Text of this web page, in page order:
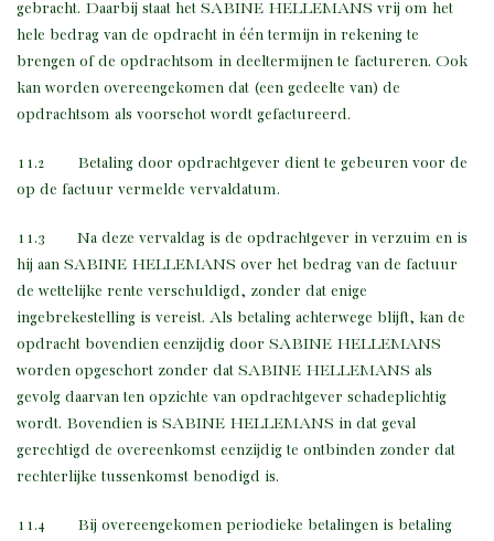
gebracht. Daarbij staat het SABINE HELLEMANS vrij om het
hele bedrag van de opdracht in één termijn in rekening te
brengen of de opdrachtsom in deeltermijnen te factureren. Ook
kan worden overeengekomen dat (een gedeelte van) de
opdrachtsom als voorschot wordt gefactureerd.
11.2 Betaling door opdrachtgever dient te gebeuren voor de
op de factuur vermelde vervaldatum.
11.3 Na deze vervaldag is de opdrachtgever in verzuim en is
hij aan SABINE HELLEMANS over het bedrag van de factuur
de wettelijke rente verschuldigd, zonder dat enige
ingebrekestelling is vereist. Als betaling achterwege blijft, kan de
opdracht bovendien eenzijdig door SABINE HELLEMANS
worden opgeschort zonder dat SABINE HELLEMANS als
gevolg daarvan ten opzichte van opdrachtgever schadeplichtig
wordt. Bovendien is SABINE HELLEMANS in dat geval
gerechtigd de overeenkomst eenzijdig te ontbinden zonder dat
rechterlijke tussenkomst benodigd is.
11.4 Bij overeengekomen periodieke betalingen is betaling